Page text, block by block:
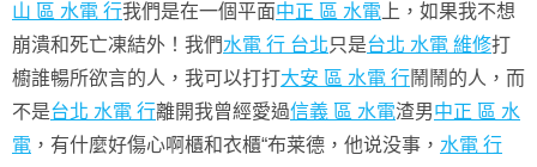
山 區 水電 行我們是在一個平面中正 區 水電 上，如果我不想
崩潰和死亡凍結外！我們水電 行 台北只是台北 水電 維修打
櫥誰暢所欲言的人，我可以打打大安 區 水電 行鬧鬧的人，而
不是台北 水電 行離開我曾經愛過信義 區 水電渣男中正 區 水
電 ，有什麼好傷心啊櫃和衣櫃“布莱德，他说没事， 水電 行